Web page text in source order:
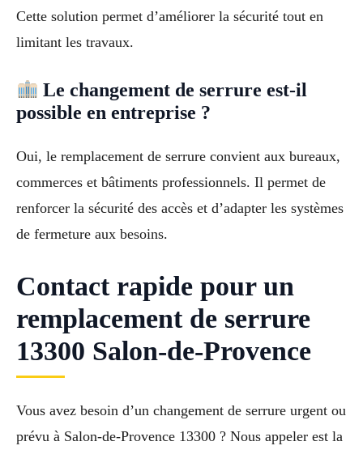
Cette solution permet d’améliorer la sécurité tout en
limitant les travaux.
Le changement de serrure est-il
possible en entreprise ?
Oui, le remplacement de serrure convient aux bureaux,
commerces et bâtiments professionnels. Il permet de
renforcer la sécurité des accès et d’adapter les systèmes
de fermeture aux besoins.
Contact rapide pour un
remplacement de serrure
13300 Salon-de-Provence
Vous avez besoin d’un changement de serrure urgent ou
prévu à Salon-de-Provence 13300 ? Nous appeler est la